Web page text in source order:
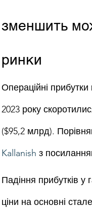
зменшить
ринки
Операційні
2023 року
($95,2 млрд).
Kallanish з
Падіння прибутків
ціни на основні